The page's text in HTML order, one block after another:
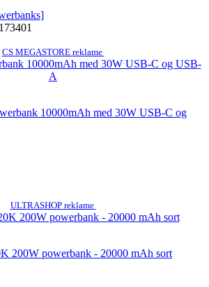
CS MEGASTORE reklame
10000mAh med 30W USB-C og
ULTRASHOP reklame
200W powerbank - 20000 mAh sort